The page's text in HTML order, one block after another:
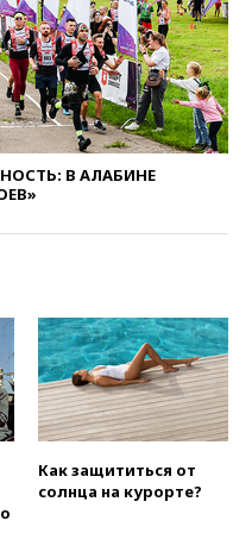
не посещать
20:35 ПВО за день
еще 281 украинский
над Россией
20:27Ямпольская
оптимизировать
для поступления в
на ремонт
20:00Зеленский 8
посетит Сербию с
визитом
19:58В Госдуму будет
ЕГЭ
19:50
В АЛАБИНЕ
Как защититься от
солнца на курорте?